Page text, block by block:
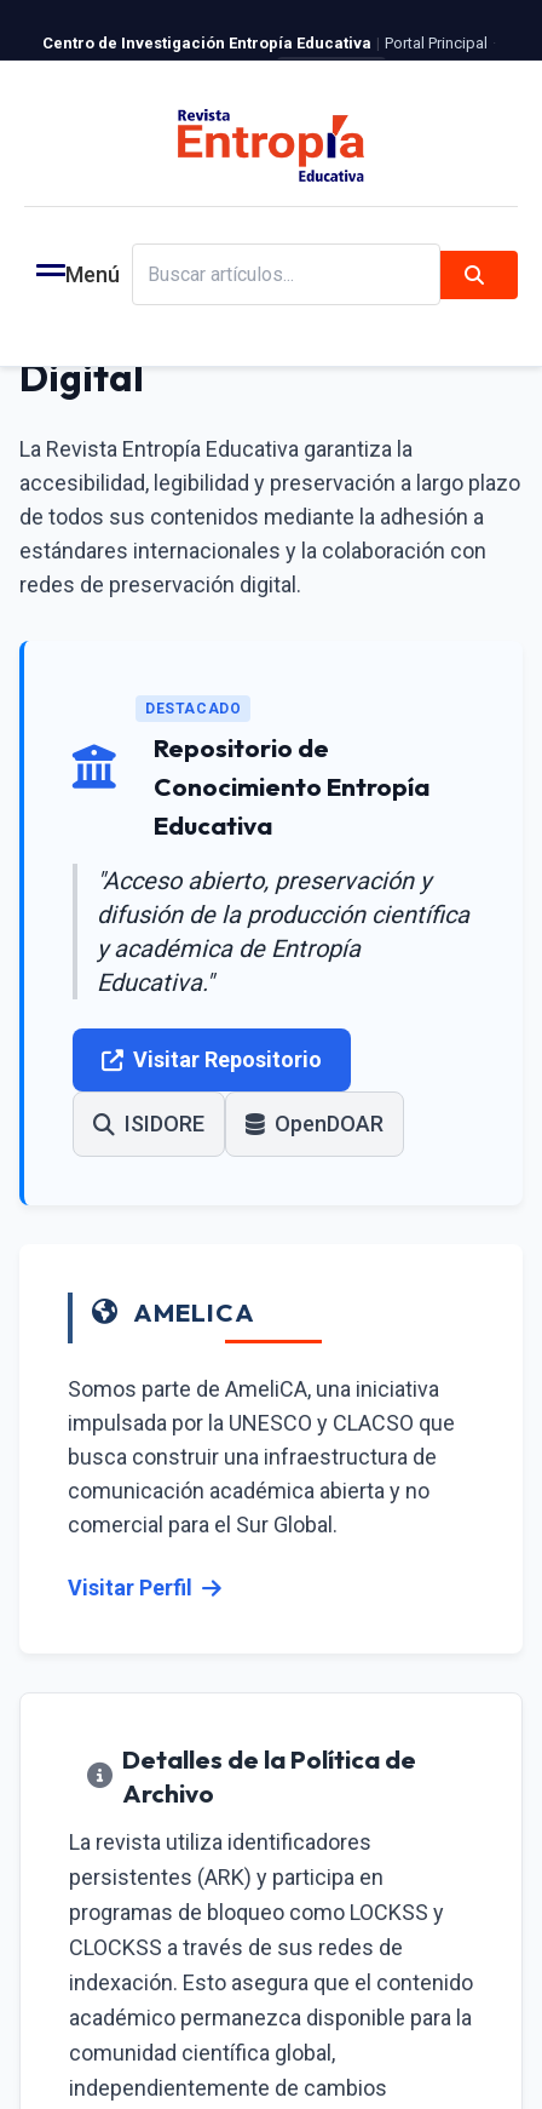
Centro de Investigación Entropía Educativa | Portal Principal ·
Registro
Menú
Buscar artículos...
Preservación
Digital
La Revista Entropía Educativa garantiza la
accesibilidad, legibilidad y preservación a largo plazo
de todos sus contenidos mediante la adhesión a
estándares internacionales y la colaboración con
redes de preservación digital.
DESTACADO
Repositorio de
Conocimiento Entropía
Educativa
"Acceso abierto, preservación y
difusión de la producción científica
y académica de Entropía
Educativa."
Visitar Repositorio
ISIDORE OpenDOAR
AMELICA
Somos parte de AmeliCA, una iniciativa
impulsada por la UNESCO y CLACSO que
busca construir una infraestructura de
comunicación académica abierta y no
comercial para el Sur Global.
Visitar Perfil
Detalles de la Política de
Archivo
La revista utiliza identificadores
persistentes (ARK) y participa en
programas de bloqueo como LOCKSS y
CLOCKSS a través de sus redes de
indexación. Esto asegura que el contenido
académico permanezca disponible para la
comunidad científica global,
independientemente de cambios